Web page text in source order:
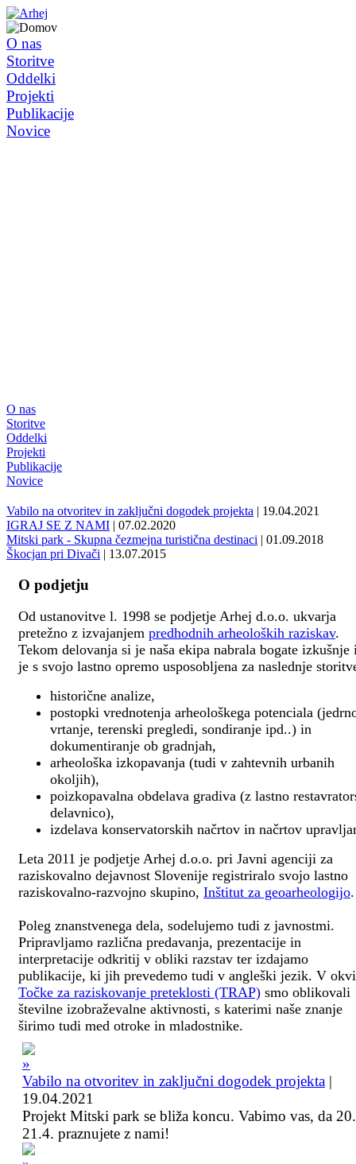
O nas
Storitve
Oddelki
Projekti
Publikacije
Novice
O nas
Storitve
Oddelki
Projekti
Publikacije
Novice
Vabilo na otvoritev in zaključni dogodek projekta | 19.04.2021
IGRAJ SE Z NAMI | 07.02.2020
Mitski park - Skupna čezmejna turistična destinaci | 01.09.2018
Škocjan pri Divači | 13.07.2015
O podjetju
Od ustanovitve l. 1998 se podjetje Arhej d.o.o. ukvarja
pretežno z izvajanjem predhodnih arheoloških raziskav.
Tekom delovanja si je naša ekipa nabrala bogate izkušnje
je s svojo lastno opremo usposobljena za naslednje
historične analize,
postopki vrednotenja arheološkega potenciala
vrtanje, terenski pregledi, sondiranje ipd..) in
dokumentiranje ob gradnjah,
arheološka izkopavanja (tudi v zahtevnih urbanih
okoljih),
poizkopavalna obdelava gradiva (z lastno
delavnico),
izdelava konservatorskih načrtov in načrtov
Leta 2011 je podjetje Arhej d.o.o. pri Javni agenciji za
raziskovalno dejavnost Slovenije registriralo svojo lastno
raziskovalno-razvojno skupino, Inštitut za geoarheologijo.
Poleg znanstvenega dela, sodelujemo tudi z javnostmi.
Pripravljamo različna predavanja, prezentacije in
interpretacije odkritij v obliki razstav ter izdajamo
publikacije, ki jih prevedemo tudi v angleški jezik. V
Točke za raziskovanje preteklosti (TRAP) smo oblikovali
številne izobraževalne aktivnosti, s katerimi naše znanje
širimo tudi med otroke in mladostnike.
Vabilo na otvoritev in zaključni dogodek projekta |
19.04.2021
Projekt Mitski park se bliža koncu. Vabimo vas, da
21.4. praznujete z nami!